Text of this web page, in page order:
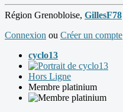
Région Grenobloise, GillesF78
Connexion ou Créer un compte
cyclo13
Hors Ligne
Membre platinium